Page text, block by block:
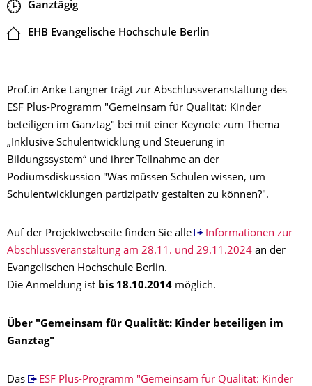
Zeit
Ganztägig
Ort
EHB Evangelische Hochschule Berlin
Prof.in Anke Langner trägt zur Abschlussveranstaltung des
ESF Plus-Programm "Gemeinsam für Qualität: Kinder
beteiligen im Ganztag" bei mit einer Keynote zum Thema
„Inklusive Schulentwicklung und Steuerung in
Bildungssystem“ und ihrer Teilnahme an der
Podiumsdiskussion "Was müssen Schulen wissen, um
Schulentwicklungen partizipativ gestalten zu können?".
Auf der Projektwebseite finden Sie alle
Informationen zur
Abschlussveranstaltung am 28.11. und 29.11.2024 an der
Evangelischen Hochschule Berlin.
Die Anmeldung ist bis 18.10.2014 möglich.
Über "Gemeinsam für Qualität: Kinder beteiligen im
Ganztag"
Das
ESF Plus-Programm "Gemeinsam für Qualität: Kinder